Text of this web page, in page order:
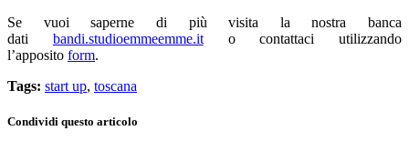
Se vuoi saperne di più visita la nostra banca
dati bandi.studioemmeemme.ito contattaci utilizzando
l’apposito form.
Tags: start up, toscana
Condividi questo articolo